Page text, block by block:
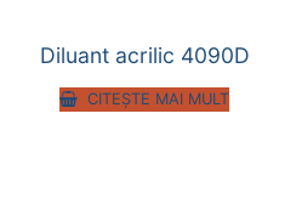
Diluant acrilic 4090D
CITEȘTE MAI MULT